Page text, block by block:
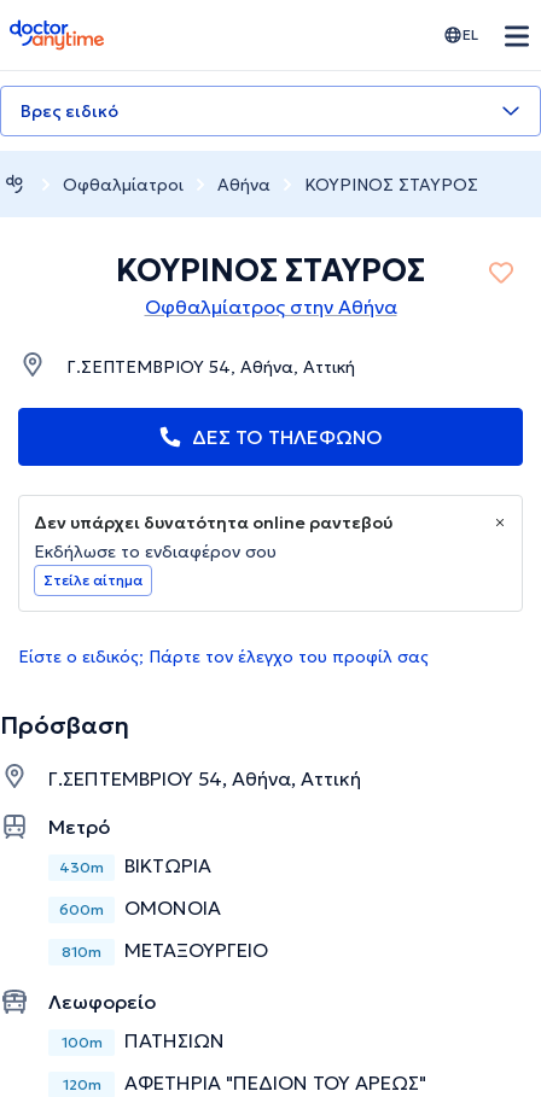
doctoranytime EL
Βρες ειδικό
Οφθαλμίατροι Αθήνα ΚΟΥΡΙΝΟΣ ΣΤΑΥΡΟΣ
ΚΟΥΡΙΝΟΣ ΣΤΑΥΡΟΣ
Οφθαλμίατρος στην Αθήνα
Γ.ΣΕΠΤΕΜΒΡΙΟΥ 54, Αθήνα, Αττική
ΔΕΣ ΤΟ ΤΗΛΕΦΩΝΟ
Δεν υπάρχει δυνατότητα online ραντεβού
Εκδήλωσε το ενδιαφέρον σου
Στείλε αίτημα
Είστε ο ειδικός; Πάρτε τον έλεγχο του προφίλ σας
Πρόσβαση
Γ.ΣΕΠΤΕΜΒΡΙΟΥ 54, Αθήνα, Αττική
Μετρό
430m ΒΙΚΤΩΡΙΑ
600m ΟΜΟΝΟΙΑ
810m ΜΕΤΑΞΟΥΡΓΕΙΟ
Λεωφορείο
100m ΠΑΤΗΣΙΩΝ
120m ΑΦΕΤΗΡΙΑ "ΠΕΔΙΟΝ ΤΟΥ ΑΡΕΩΣ"